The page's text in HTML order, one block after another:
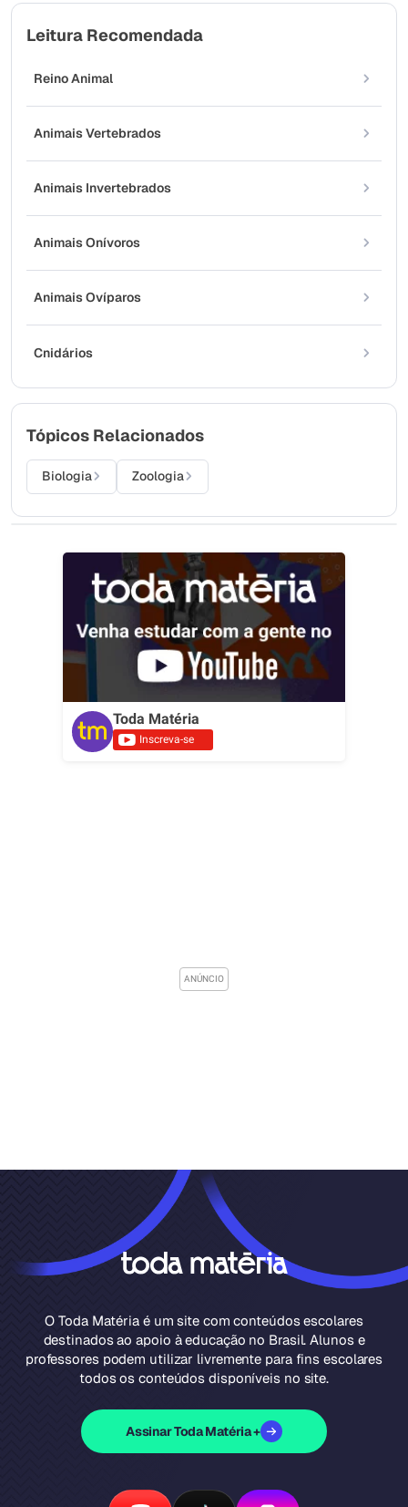
Leitura Recomendada
Reino Animal
Animais Vertebrados
Animais Invertebrados
Animais Onívoros
Animais Ovíparos
Cnidários
Tópicos Relacionados
Biologia Zoologia
Toda Matéria
Inscreva-se
O Toda Matéria é um site com conteúdos escolares
destinados ao apoio à educação no Brasil. Alunos e
professores podem utilizar livremente para fins escolares
todos os conteúdos disponíveis no site.
Assinar Toda Matéria +